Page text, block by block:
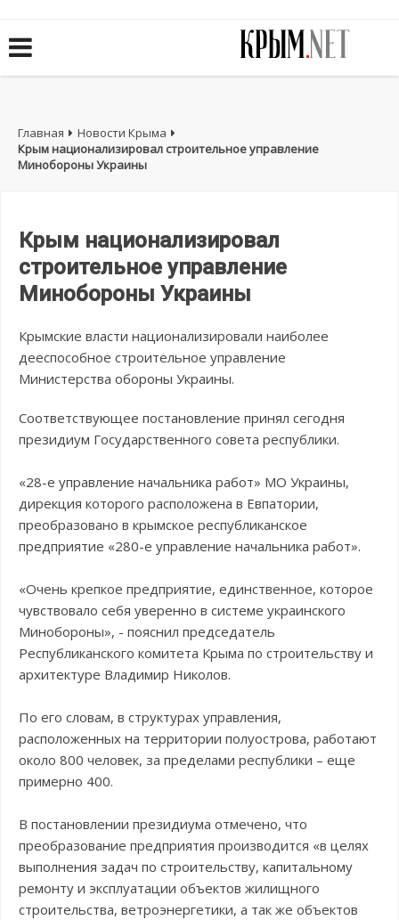
Главная
Новости Крыма
Крым национализировал строительное управление
Минобороны Украины
Крым национализировал
строительное управление
Минобороны Украины
Крымские власти национализировали наиболее
дееспособное строительное управление
Министерства обороны Украины.
Соответствующее постановление принял сегодня
президиум Государственного совета республики.
«28-е управление начальника работ» МО Украины,
дирекция которого расположена в Евпатории,
преобразовано в крымское республиканское
предприятие «280-е управление начальника работ».
«Очень крепкое предприятие, единственное, которое
чувствовало себя уверенно в системе украинского
Минобороны», - пояснил председатель
Республиканского комитета Крыма по строительству и
архитектуре Владимир Николов.
По его словам, в структурах управления,
расположенных на территории полуострова, работают
около 800 человек, за пределами республики – еще
примерно 400.
В постановлении президиума отмечено, что
преобразование предприятия производится «в целях
выполнения задач по строительству, капитальному
ремонту и эксплуатации объектов жилищного
строительства, ветроэнергетики, а так же объектов